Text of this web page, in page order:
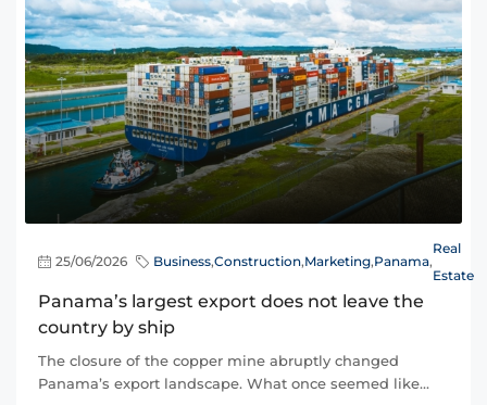
25/06/2026 Business,Construction,Marketing,Panama,
Real
Estate
Panama’s largest export does not leave the
country by ship
The closure of the copper mine abruptly changed
Panama’s export landscape. What once seemed like...